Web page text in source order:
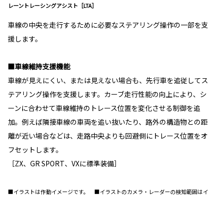
レーントレーシングアシスト［LTA］
車線の中央を走行するために必要なステアリング操作の一部を支
援します。
■車線維持支援機能
車線が見えにくい、または見えない場合も、先行車を追従してス
テアリング操作を支援します。カーブ走行性能の向上により、シ
ーンに合わせて車線維持のトレース位置を変化させる制御を追
加。例えば隣接車線の車両を追い抜いたり、路外の構造物との距
離が近い場合などは、走路中央よりも回避側にトレース位置をオ
フセットします。
［ZX、GR SPORT、VXに標準装備］
■イラストは作動イメージです。 ■イラストのカメラ・レーダーの検知範囲はイ